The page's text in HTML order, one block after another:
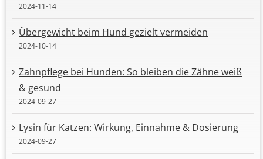
2024-11-14
Übergewicht beim Hund gezielt vermeiden
2024-10-14
Zahnpflege bei Hunden: So bleiben die Zähne weiß
& gesund
2024-09-27
Lysin für Katzen: Wirkung, Einnahme & Dosierung
2024-09-27